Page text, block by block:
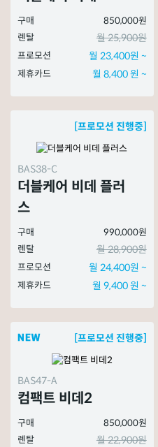
구매
850,000원
렌탈
월 25,900원
프로모션 월 23,400원 ~
제휴카드 월 8,400 원 ~
[프로모션 진행중]
BAS38-C
더블케어 비데 플러
스
구매
990,000원
렌탈
월 28,900원
프로모션 월 24,400원 ~
제휴카드 월 9,400 원 ~
[프로모션 진행중]
BAS47-A
컴팩트 비데2
구매
850,000원
렌탈
월 22,900원